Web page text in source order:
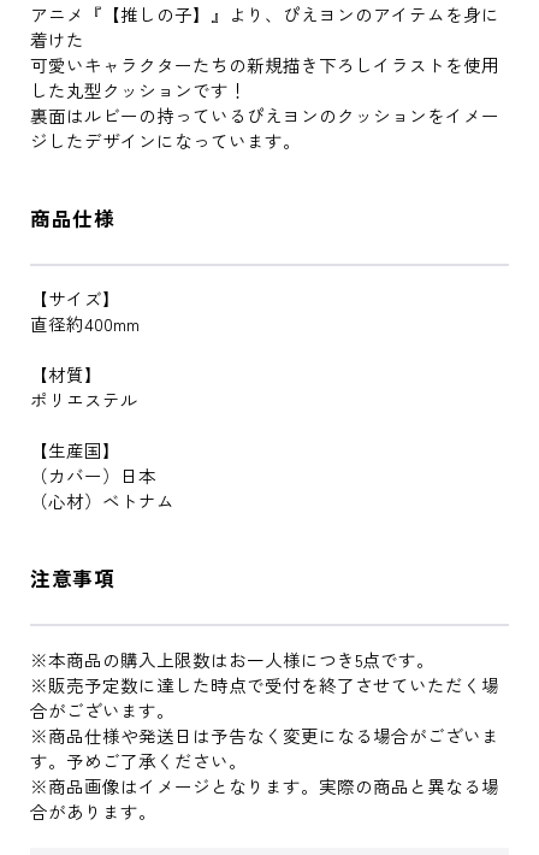
アニメ『【推しの子】』より、ぴえヨンのアイテムを身に
着けた
可愛いキャラクターたちの新規描き下ろしイラストを使用
した丸型クッションです！
裏面はルビーの持っているぴえヨンのクッションをイメー
ジしたデザインになっています。
商品仕様
【サイズ】
直径約400mm
【材質】
ポリエステル
【生産国】
（カバー）日本
（心材）ベトナム
注意事項
※本商品の購入上限数はお一人様につき5点です。
※販売予定数に達した時点で受付を終了させていただく場
合がございます。
※商品仕様や発送日は予告なく変更になる場合がございま
す。予めご了承ください。
※商品画像はイメージとなります。実際の商品と異なる場
合があります。